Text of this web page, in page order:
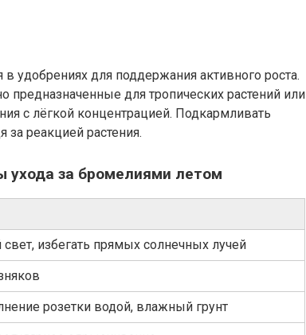
удобрениях для поддержания активного роста.
предназначенные для тропических растений или
с лёгкой концентрацией. Подкармливать
за реакцией растения.
за бромелиями летом
избегать прямых солнечных лучей
розетки водой, влажный грунт